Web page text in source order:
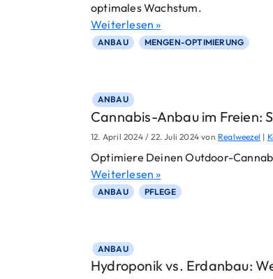
optimales Wachstum.
Weiterlesen »
ANBAU MENGEN-OPTIMIERUNG
ANBAU
Cannabis-Anbau im Freien:
12. April 2024 / 22. Juli 2024 von Realweezel |
Optimiere Deinen Outdoor-
Weiterlesen »
ANBAU PFLEGE
ANBAU
Hydroponik vs. Erdanbau: